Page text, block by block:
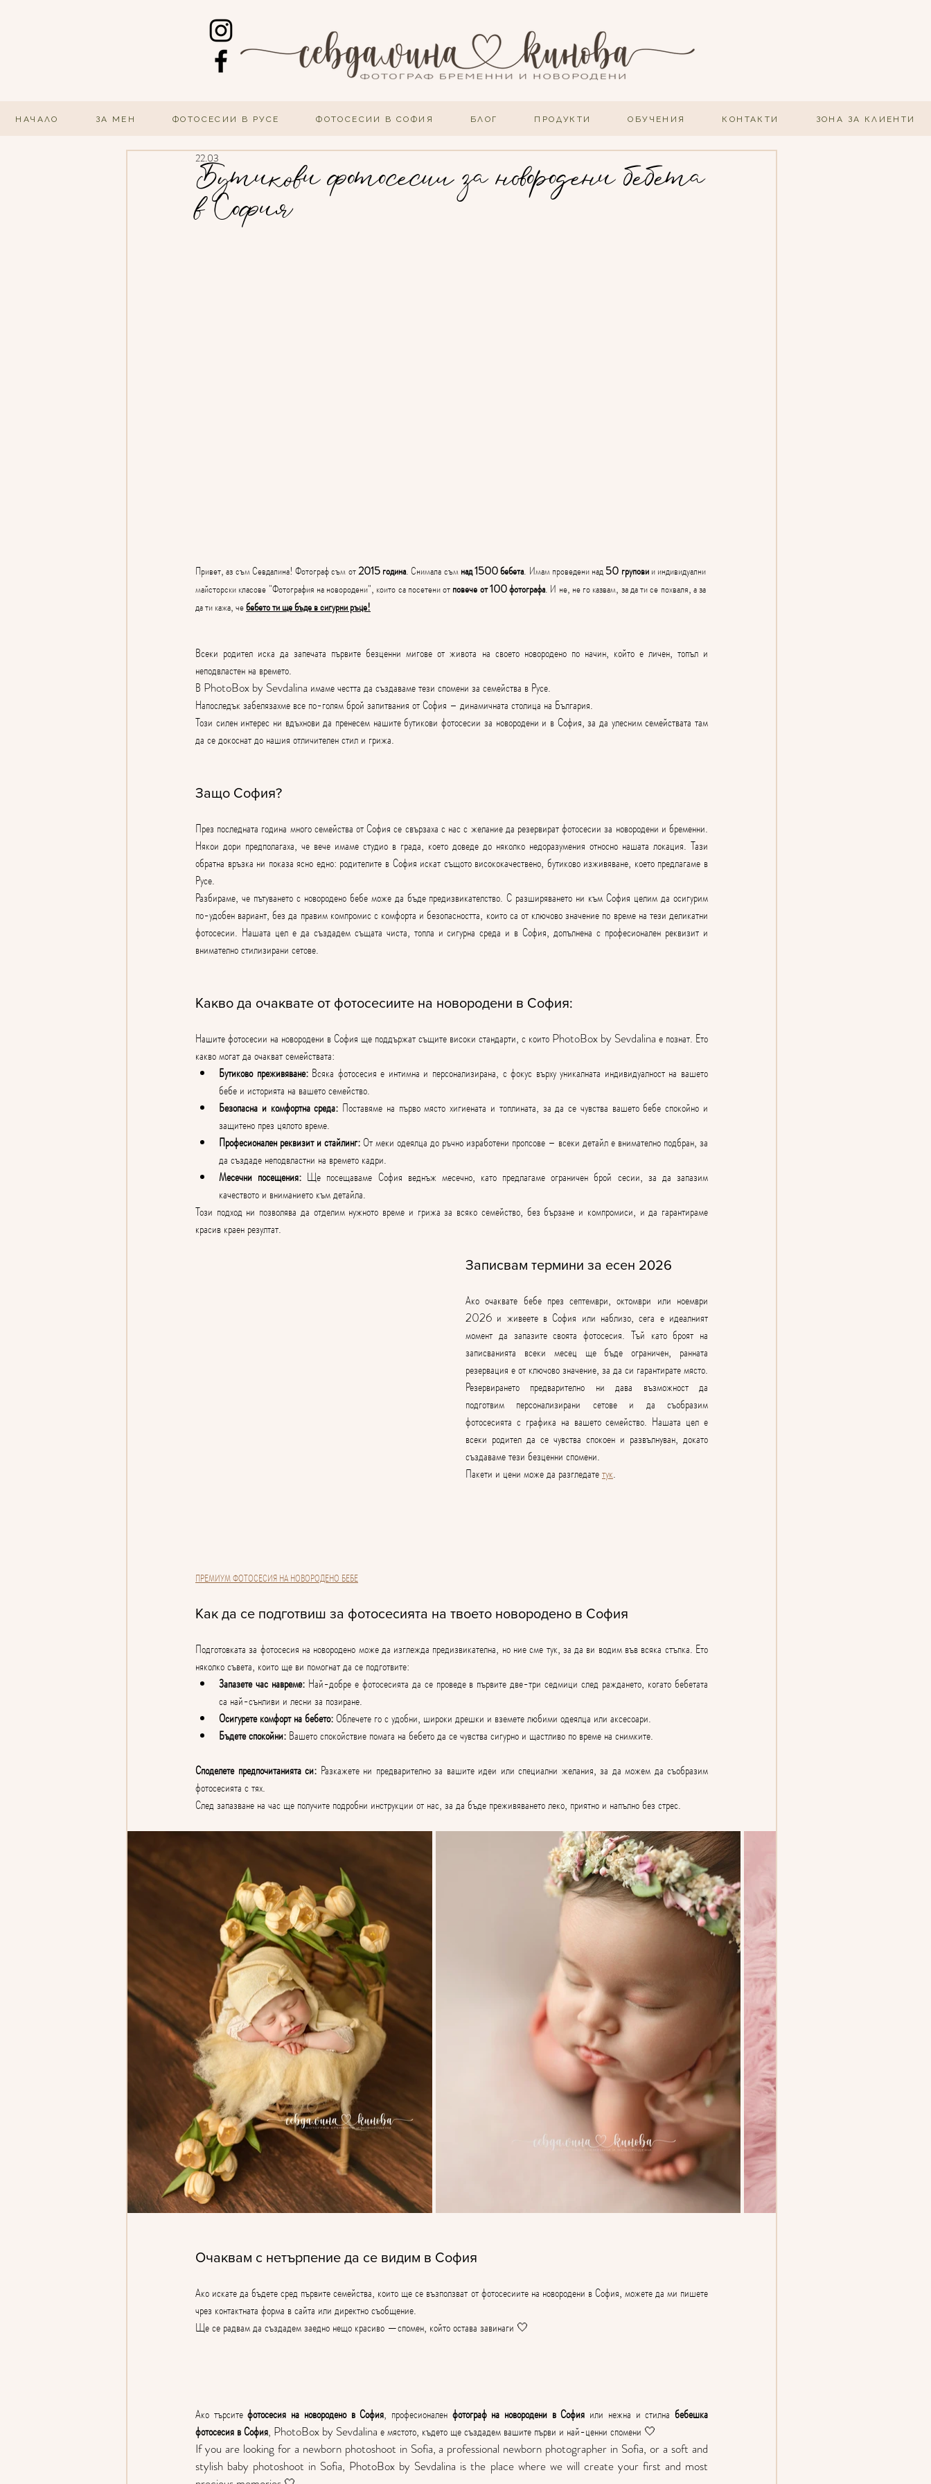
НАЧАЛО ЗА МЕН ФОТОСЕСИИ В РУСЕ ФОТОСЕСИИ В СОФИЯ БЛОГ ПРОДУКТИ ОБУЧЕНИЯ КОНТАКТИ ЗОНА ЗА КЛИЕНТИ
Бутикови фотосесии за новородени бебета
в София
22.03
Привет, аз съм Севдалина! Фотограф съм от 2015 година. Снимала съм над 1500 бебета. Имам проведени над 50 групови и индивидуални
майсторски класове "Фотография на новородени", които са посетени от повече от 100 фотографа. И не, не го казвам, за да ти се похваля, а за
да ти кажа, че бебето ти ще бъде в сигурни ръце!
Всеки родител иска да запечата първите безценни мигове от живота на своето новородено по начин, който е личен, топъл и
неподвластен на времето.
В PhotoBox by Sevdalina имаме честта да създаваме тези спомени за семейства в Русе.
Напоследък забелязахме все по-голям брой запитвания от София – динамичната столица на България.
Този силен интерес ни вдъхнови да пренесем нашите бутикови фотосесии за новородени и в София, за да улесним семействата там
да се докоснат до нашия отличителен стил и грижа.
Защо София?
През последната година много семейства от София се свързаха с нас с желание да резервират фотосесии за новородени и бременни.
Някои дори предполагаха, че вече имаме студио в града, което доведе до няколко недоразумения относно нашата локация. Тази
обратна връзка ни показа ясно едно: родителите в София искат същото висококачествено, бутиково изживяване, което предлагаме в
Русе.
Разбираме, че пътуването с новородено бебе може да бъде предизвикателство. С разширяването ни към София целим да осигурим
по-удобен вариант, без да правим компромис с комфорта и безопасността, които са от ключово значение по време на тези деликатни
фотосесии. Нашата цел е да създадем същата чиста, топла и сигурна среда и в София, допълнена с професионален реквизит и
внимателно стилизирани сетове.
Какво да очаквате от фотосесиите на новородени в София:
Нашите фотосесии на новородени в София ще поддържат същите високи стандарти, с които PhotoBox by Sevdalina е познат. Ето
какво могат да очакват семействата:
Бутиково преживяване: Всяка фотосесия е интимна и персонализирана, с фокус върху уникалната индивидуалност на вашето
бебе и историята на вашето семейство.
Безопасна и комфортна среда: Поставяме на първо място хигиената и топлината, за да се чувства вашето бебе спокойно и
защитено през цялото време.
Професионален реквизит и стайлинг: От меки одеялца до ръчно изработени пропсове – всеки детайл е внимателно подбран, за
да създаде неподвластни на времето кадри.
Месечни посещения: Ще посещаваме София веднъж месечно, като предлагаме ограничен брой сесии, за да запазим
качеството и вниманието към детайла.
Този подход ни позволява да отделим нужното време и грижа за всяко семейство, без бързане и компромиси, и да гарантираме
красив краен резултат.
ПРЕМИУМ ФОТОСЕСИЯ НА НОВОРОДЕНО БЕБЕ
Записвам термини за есен 2026
Ако очаквате бебе през септември, октомври или ноември
2026 и живеете в София или наблизо, сега е идеалният
момент да запазите своята фотосесия. Тъй като броят на
записванията всеки месец ще бъде ограничен, ранната
резервация е от ключово значение, за да си гарантирате място.
Резервирането предварително ни дава възможност да
подготвим персонализирани сетове и да съобразим
фотосесията с графика на вашето семейство. Нашата цел е
всеки родител да се чувства спокоен и развълнуван, докато
създаваме тези безценни спомени.
Пакети и цени може да разгледате тук.
Как да се подготвиш за фотосесията на твоето новородено в София
Подготовката за фотосесия на новородено може да изглежда предизвикателна, но ние сме тук, за да ви водим във всяка стъпка. Ето
няколко съвета, които ще ви помогнат да се подготвите:
Запазете час навреме: Най-добре е фотосесията да се проведе в първите две-три седмици след раждането, когато бебетата
са най-сънливи и лесни за позиране.
Осигурете комфорт на бебето: Облечете го с удобни, широки дрешки и вземете любими одеялца или аксесоари.
Бъдете спокойни: Вашето спокойствие помага на бебето да се чувства сигурно и щастливо по време на снимките.
Споделете предпочитанията си: Разкажете ни предварително за вашите идеи или специални желания, за да можем да съобразим
фотосесията с тях.
След запазване на час ще получите подробни инструкции от нас, за да бъде преживяването леко, приятно и напълно без стрес.
Очаквам с нетърпение да се видим в София
Ако искате да бъдете сред първите семейства, които ще се възползват от фотосесиите на новородени в София, можете да ми пишете
чрез контактната форма в сайта или директно съобщение.
Ще се радвам да създадем заедно нещо красиво —спомен, който остава завинаги 🤍
Ако търсите фотосесия на новородено в София, професионален фотограф на новородени в София или нежна и стилна бебешка
фотосесия в София, PhotoBox by Sevdalina е мястото, където ще създадем вашите първи и най-ценни спомени 🤍
If you are looking for a newborn photoshoot in Sofia, a professional newborn photographer in Sofia, or a soft and
stylish baby photoshoot in Sofia, PhotoBox by Sevdalina is the place where we will create your first and most